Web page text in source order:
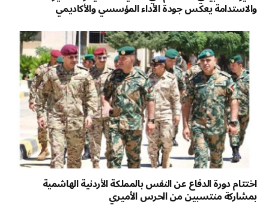
والاستدامة يعكس جودة الأداء المؤسسي والأكاديمي
اختتام دورة الدفاع عن النفس بالمملكة الأردنية الهاشمية
بمشاركة منتسبين من الحرس الأميري